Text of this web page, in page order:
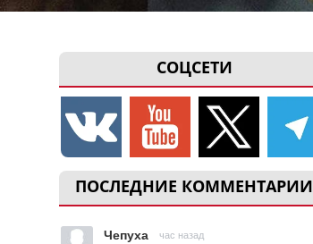
СОЦСЕТИ
ПОСЛЕДНИЕ КОММЕНТАРИИ
Чепуха час назад